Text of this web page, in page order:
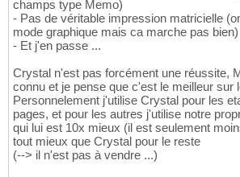
champs type Memo)
- Pas de véritable impression matricielle
mode graphique mais ca marche pas bien)
- Et j'en passe ...
Crystal n'est pas forcément une réussite,
connu et je pense que c'est le meilleur sur
Personnelement j'utilise Crystal pour les
pages, et pour les autres j'utilise notre
qui lui est 10x mieux (il est seulement
tout mieux que Crystal pour le reste
(--> il n'est pas à vendre ...)